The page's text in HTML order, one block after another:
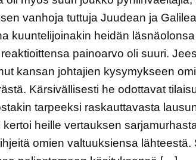
vanhoja tuttuja Juudean ja
kuuntelijoinakin heidän
painoarvo oli suuri.
kansan johtajien kysymykseen
Kärsivällisesti he odottavat
tarpeeksi raskauttavasta
heille vertauksen
omien valtuuksiensa lähteestä.